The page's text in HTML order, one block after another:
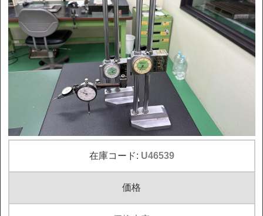
在庫コード: U46539
価格